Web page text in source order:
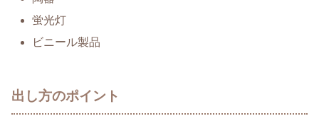
蛍光灯
ビニール製品
出し方のポイント